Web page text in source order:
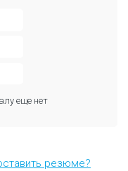
еще нет
резюме?